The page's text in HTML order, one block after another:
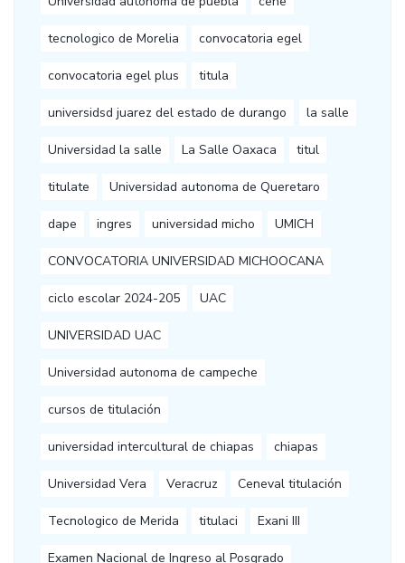
tecnologico de Morelia convocatoria egel
convocatoria egel plus titula
universidsd juarez del estado de durango la salle
Universidad la salle La Salle Oaxaca titul
titulate Universidad autonoma de Queretaro
dape ingres universidad micho UMICH
CONVOCATORIA UNIVERSIDAD MICHOOCANA
ciclo escolar 2024-205 UAC
UNIVERSIDAD UAC
Universidad autonoma de campeche
cursos de titulación
universidad intercultural de chiapas chiapas
Universidad Vera Veracruz Ceneval titulación
Tecnologico de Merida titulaci Exani III
Examen Nacional de Ingreso al Posgrado